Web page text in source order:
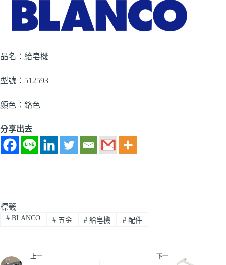
品名：給皂機
型號：512593
顏色：鉻色
分享出去
標籤
#BLANCO #五金 # 給皂機 # 配件
上一 下一